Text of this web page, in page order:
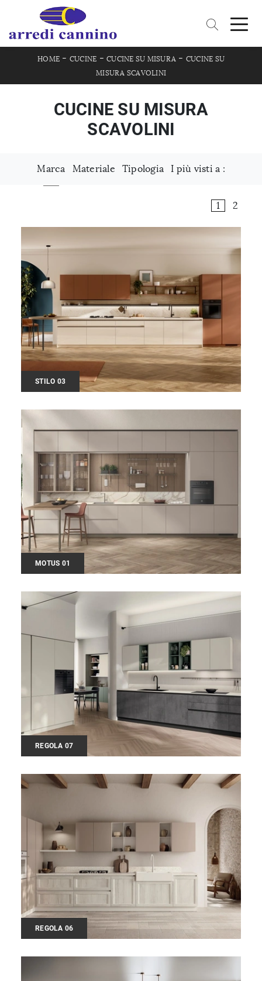
HOME - CUCINE - CUCINE SU MISURA - CUCINE SU
MISURA SCAVOLINI
CUCINE SU MISURA
SCAVOLINI
Marca Materiale Tipologia I più visti a :
1 2
STILO 03
MOTUS 01
REGOLA 07
REGOLA 06